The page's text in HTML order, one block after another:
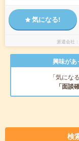
気になる!
派遣会社
興味があ
「気にな
「面談
検